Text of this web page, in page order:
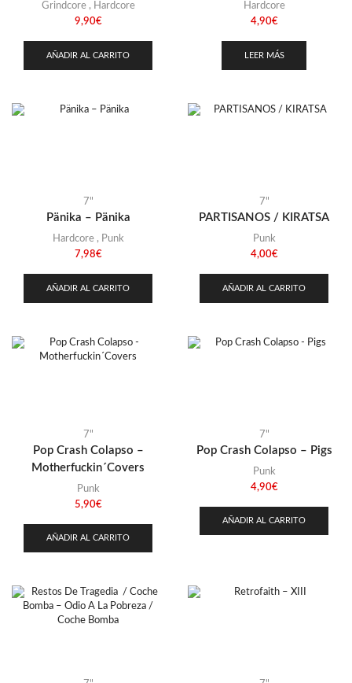
Madagascar (1)
México (1)
Polonia
Serbia (1)
Singapur (1)
Suecia (2)
Transnistria (1)
Grindcore, Hardcore
9,90€
AÑADIR AL CARRITO
Hardcore
4,90€
LEER MÁS
7"
Pänika – Pänika
Hardcore, Punk
7,98€
AÑADIR AL CARRITO
7"
PARTISANOS / KIRATSA
Punk
4,00€
AÑADIR AL CARRITO
7"
Pop Crash Colapso –
Motherfuckin´Covers
Punk
5,90€
AÑADIR AL CARRITO
7"
Pop Crash Colapso – Pigs
Punk
4,90€
AÑADIR AL CARRITO